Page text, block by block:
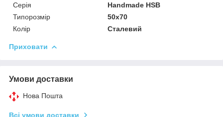
Серія
Handmade HSB
Типорозмір
50x70
Колір
Сталевий
Приховати
Умови доставки
Нова Пошта
Всі умови доставки